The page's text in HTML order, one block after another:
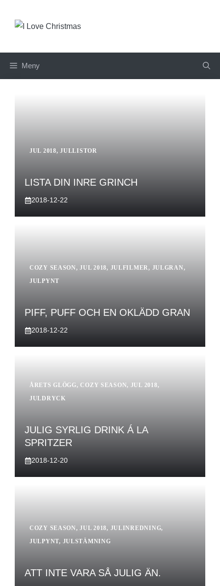
Meny
JUL 2018,JULLISTOR
LISTA DIN INRE GRINCH
2018-12-22
COZY SEASON,JUL 2018, JULFILMER, JULGRAN,
JULPYNT
PIFF, PUFF OCH EN OKLÄDD GRAN
2018-12-22
ÅRETS GLÖGG,COZY SEASON , JUL 2018,
JULDRYCK
JULIG SYRLIG DRINK Á LA
SPRITZER
2018-12-20
COZY SEASON,JUL 2018, JULINREDNING,
JULPYNT, JULSTÄMNING
ATT INTE VARA SÅ JULIG ÄN.